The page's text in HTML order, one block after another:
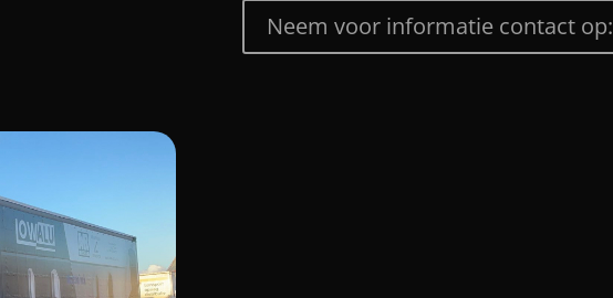
Neem voor informatie contact op: